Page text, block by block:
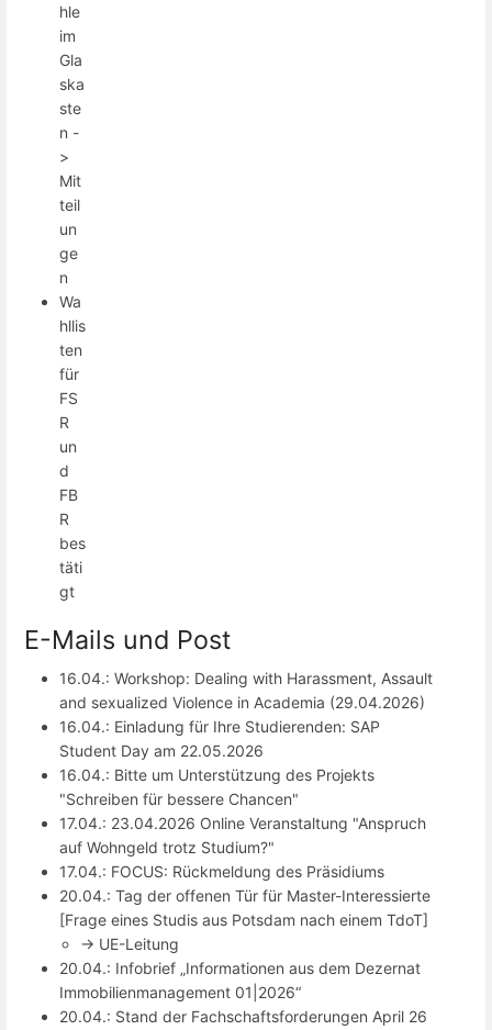
hle
im
Gla
ska
ste
n -
>
Mit
teil
un
ge
n
Wa
hllis
ten
für
FS
R
un
d
FB
R
bes
täti
gt
E-Mails und Post
16.04.: Workshop: Dealing with Harassment, Assault
and sexualized Violence in Academia (29.04.2026)
16.04.: Einladung für Ihre Studierenden: SAP
Student Day am 22.05.2026
16.04.: Bitte um Unterstützung des Projekts
"Schreiben für bessere Chancen"
17.04.: 23.04.2026 Online Veranstaltung "Anspruch
auf Wohngeld trotz Studium?"
17.04.: FOCUS: Rückmeldung des Präsidiums
20.04.: Tag der offenen Tür für Master-Interessierte
[Frage eines Studis aus Potsdam nach einem TdoT]
-> UE-Leitung
20.04.: Infobrief „Informationen aus dem Dezernat
Immobilienmanagement 01|2026“
20.04.: Stand der Fachschaftsforderungen April 26